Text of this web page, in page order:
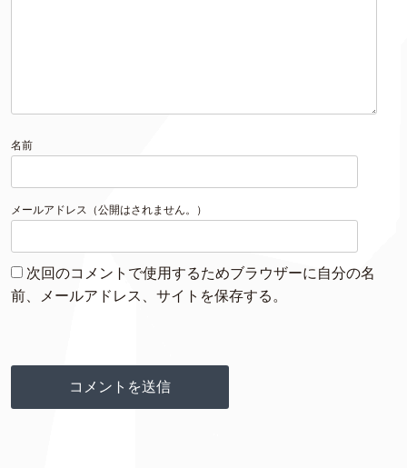
名前
メールアドレス（公開はされません。）
次回のコメントで使用するためブラウザーに自分の名
前、メールアドレス、サイトを保存する。